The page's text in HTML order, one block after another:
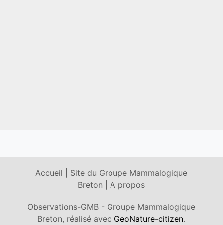
Accueil
Site du Groupe Mammalogique
Breton |A propos
Observations-GMB - Groupe Mammalogique
Breton, réalisé avec GeoNature-citizen.